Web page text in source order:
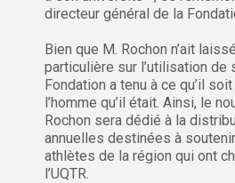
directeur général de la
Bien que M. Rochon n’ait
particulière sur l’utilisation de
Fondation a tenu à ce qu’il soit
l’homme qu’il était. Ainsi, le
Rochon sera dédié à la
annuelles destinées à
athlètes de la région qui ont
l’UQTR.